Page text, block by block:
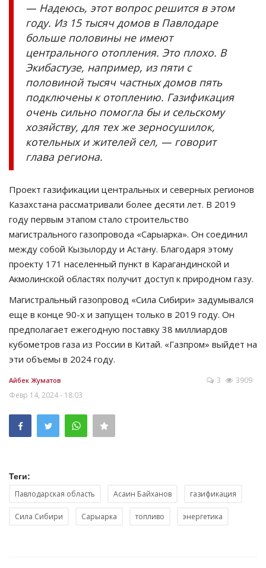
— Надеюсь, этот вопрос решится в этом
году. Из 15 тысяч домов в Павлодаре
больше половины не имеют
центрального отопления. Это плохо. В
Экибастузе, например, из пяти с
половиной тысяч частных домов пять
подключены к отоплению. Газификация
очень сильно помогла бы и сельскому
хозяйству, для тех же зерносушилок,
котельных и жителей сел, — говорит
глава региона.
Проект газификации центральных и северных регионов
Казахстана рассматривали более десяти лет. В 2019
году первым этапом стало строительство
магистрального газопровода «Сарыарка». Он соединил
между собой Кызылорду и Астану. Благодаря этому
проекту 171 населенный пункт в Карагандинской и
Акмолинской областях получит доступ к природном газу.
Магистральный газопровод «Сила Сибири» задумывался
еще в конце 90-х и запущен только в 2019 году. Он
предполагает ежегодную поставку 38 миллиардов
кубометров газа из России в Китай. «Газпром» выйдет на
эти объемы в 2024 году.
Айбек Жуматов
Февр 14, 2024 - 18:03
3 3909
Теги:
Павлодарская область Асаин Байханов газификация
Сила Сибири Сарыарка топливо энергетика